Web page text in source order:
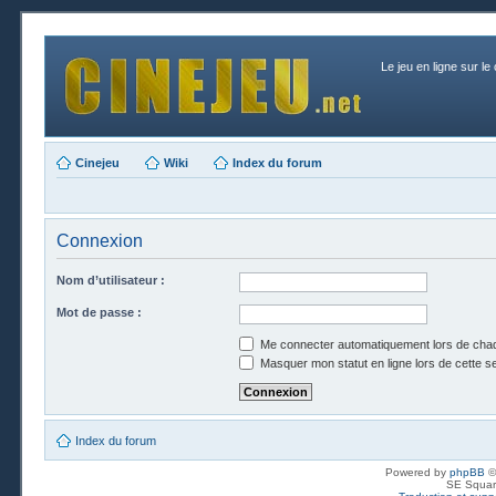
Le jeu en ligne sur le
Cinejeu Wiki Index du forum
Connexion
Nom d’utilisateur :
Mot de passe :
Me connecter automatiquement lors de
Masquer mon statut en ligne lors de cette
Index du forum
Powered by phpBB
SE